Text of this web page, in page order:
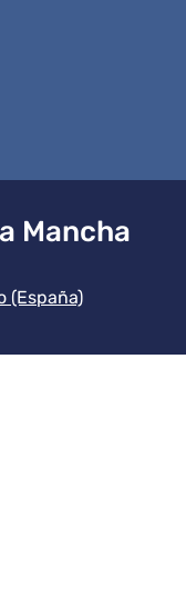
Mancha
(España)